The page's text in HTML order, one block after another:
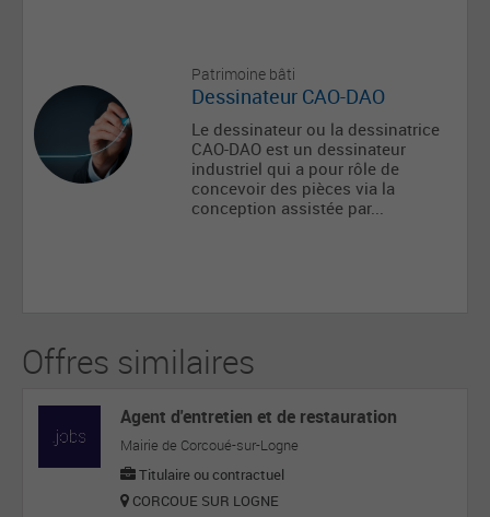
Patrimoine bâti
Dessinateur CAO-DAO
Le dessinateur ou la dessinatrice
CAO-DAO est un dessinateur
industriel qui a pour rôle de
concevoir des pièces via la
conception assistée par...
Offres similaires
Agent d'entretien et de restauration
Mairie de Corcoué-sur-Logne
Titulaire ou contractuel
CORCOUE SUR LOGNE